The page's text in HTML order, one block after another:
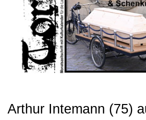
Arthur Intemann (75)